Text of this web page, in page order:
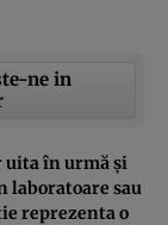
ne in
uita în urmă și
laboratoare sau
reprezenta o